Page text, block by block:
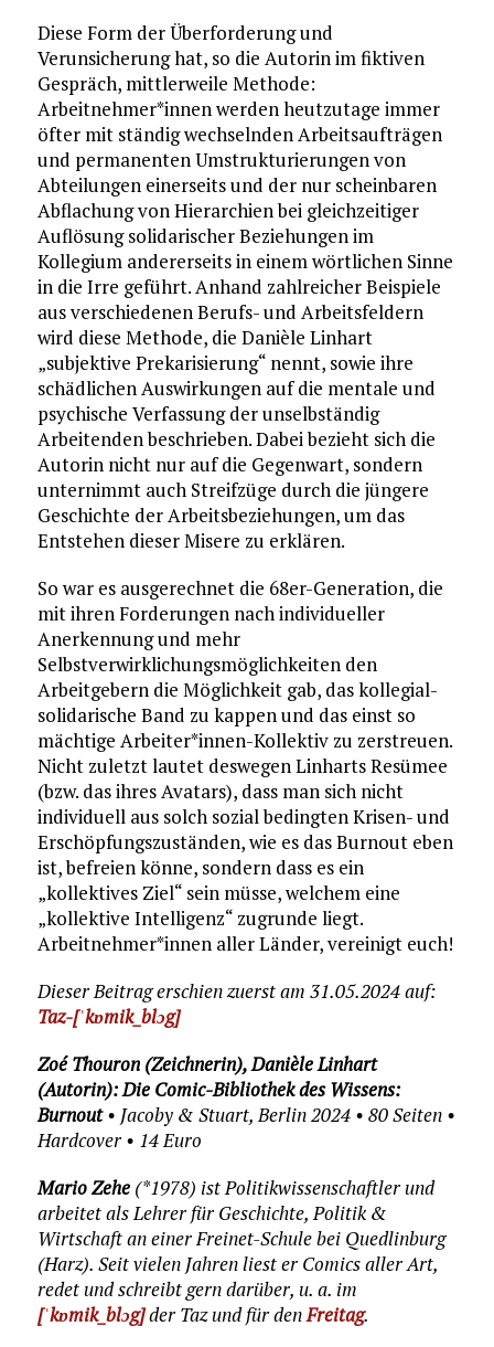
Diese Form der Überforderung und
Verunsicherung hat, so die Autorin im fiktiven
Gespräch, mittlerweile Methode:
Arbeitnehmer*innen werden heutzutage immer
öfter mit ständig wechselnden Arbeitsaufträgen
und permanenten Umstrukturierungen von
Abteilungen einerseits und der nur scheinbaren
Abflachung von Hierarchien bei gleichzeitiger
Auflösung solidarischer Beziehungen im
Kollegium andererseits in einem wörtlichen Sinne
in die Irre geführt. Anhand zahlreicher Beispiele
aus verschiedenen Berufs- und Arbeitsfeldern
wird diese Methode, die Danièle Linhart
„subjektive Prekarisierung“ nennt, sowie ihre
schädlichen Auswirkungen auf die mentale und
psychische Verfassung der unselbständig
Arbeitenden beschrieben. Dabei bezieht sich die
Autorin nicht nur auf die Gegenwart, sondern
unternimmt auch Streifzüge durch die jüngere
Geschichte der Arbeitsbeziehungen, um das
Entstehen dieser Misere zu erklären.
So war es ausgerechnet die 68er-Generation, die
mit ihren Forderungen nach individueller
Anerkennung und mehr
Selbstverwirklichungsmöglichkeiten den
Arbeitgebern die Möglichkeit gab, das kollegial-
solidarische Band zu kappen und das einst so
mächtige Arbeiter*innen-Kollektiv zu zerstreuen.
Nicht zuletzt lautet deswegen Linharts Resümee
(bzw. das ihres Avatars), dass man sich nicht
individuell aus solch sozial bedingten Krisen- und
Erschöpfungszuständen, wie es das Burnout eben
ist, befreien könne, sondern dass es ein
„kollektives Ziel“ sein müsse, welchem eine
„kollektive Intelligenz“ zugrunde liegt.
Arbeitnehmer*innen aller Länder, vereinigt euch!
Dieser Beitrag erschien zuerst am 31.05.2024 auf:
Taz-[ˈkɒmik_blɔg]
Zoé Thouron (Zeichnerin), Danièle Linhart
(Autorin): Die Comic-Bibliothek des Wissens:
Burnout• Jacoby & Stuart, Berlin 2024 • 80 Seiten •
Hardcover • 14 Euro
Mario Zehe(*1978) ist Politikwissenschaftler und
arbeitet als Lehrer für Geschichte, Politik &
Wirtschaft an einer Freinet-Schule bei Quedlinburg
(Harz). Seit vielen Jahren liest er Comics aller Art,
redet und schreibt gern darüber, u. a. im
[ˈkɒmik_blɔg]der Taz und für denFreitag.